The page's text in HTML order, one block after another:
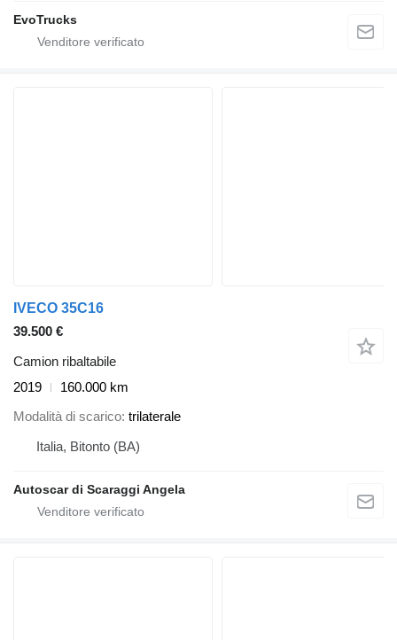
EvoTrucks
IVECO 35C16
39.500 €
Camion ribaltabile
2019
160.000 km
Modalità di scarico trilaterale
Italia, Bitonto (BA)
Autoscar di Scaraggi Angela